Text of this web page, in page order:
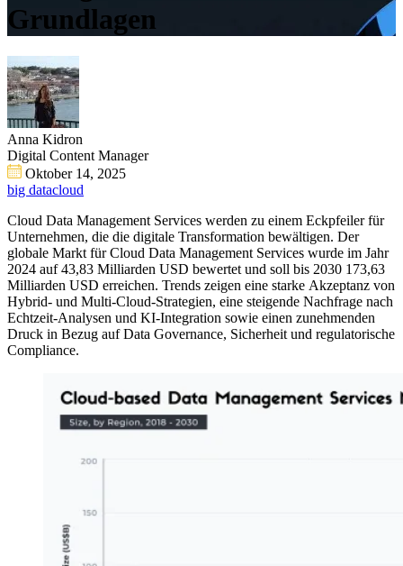
Grundlagen
Anna Kidron
Digital Content Manager
Oktober 14, 2025
big datacloud
Cloud Data Management Services werden zu einem Eckpfeiler für
Unternehmen, die die digitale Transformation bewältigen. Der
globale Markt für Cloud Data Management Services wurde im Jahr
2024 auf 43,83 Milliarden USD bewertet und soll bis 2030 173,63
Milliarden USD erreichen. Trends zeigen eine starke Akzeptanz von
Hybrid- und Multi-Cloud-Strategien, eine steigende Nachfrage nach
Echtzeit-Analysen und KI-Integration sowie einen zunehmenden
Druck in Bezug auf Data Governance, Sicherheit und regulatorische
Compliance.